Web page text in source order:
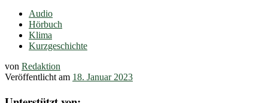
Audio
Hörbuch
Klima
Kurzgeschichte
von Redaktion
Veröffentlicht am 18. Januar 2023